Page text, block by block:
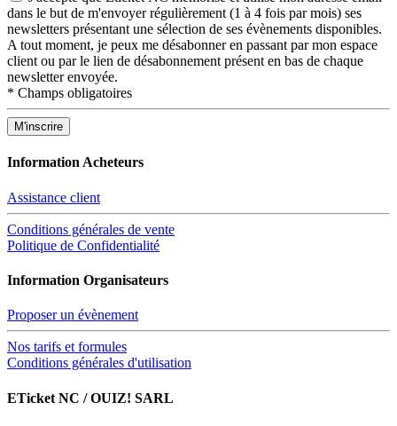
dans le but de m'envoyer régulièrement (1 à 4 fois par mois) ses
newsletters présentant une sélection de ses évènements disponibles.
A tout moment, je peux me désabonner en passant par mon espace
client ou par le lien de désabonnement présent en bas de chaque
newsletter envoyée.
* Champs obligatoires
Information Acheteurs
Assistance client
Conditions générales de vente
Politique de Confidentialité
Information Organisateurs
Proposer un évènement
Nos tarifs et formules
Conditions générales d'utilisation
ETicket NC / OUIZ! SARL